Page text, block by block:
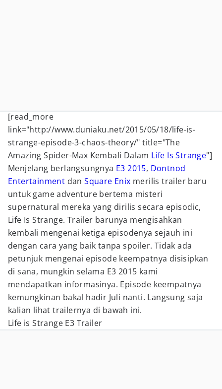
[read_more
link="http://www.duniaku.net/2015/05/18/life-is-
strange-episode-3-chaos-theory/" title="The
Amazing Spider-Max Kembali Dalam Life Is Strange"]
Menjelang berlangsungnya E3 2015, Dontnod
Entertainment danSquare Enix merilis trailer baru
untuk game adventure bertema misteri
supernatural mereka yang dirilis secara episodic,
Life Is Strange. Trailer barunya mengisahkan
kembali mengenai ketiga episodenya sejauh ini
dengan cara yang baik tanpa spoiler. Tidak ada
petunjuk mengenai episode keempatnya disisipkan
di sana, mungkin selama E3 2015 kami
mendapatkan informasinya. Episode keempatnya
kemungkinan bakal hadir Juli nanti. Langsung saja
kalian lihat trailernya di bawah ini.
Life is Strange E3 Trailer